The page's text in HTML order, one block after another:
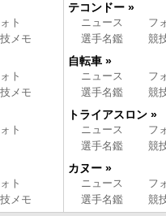
ト
メモ
ト
メモ
ト
ト
メモ
テコンドー »
ニュース
フ
選手名鑑
競
自転車 »
ニュース
フ
選手名鑑
競
トライアスロン »
ニュース
フ
選手名鑑
競
カヌー »
ニュース
フ
選手名鑑
競